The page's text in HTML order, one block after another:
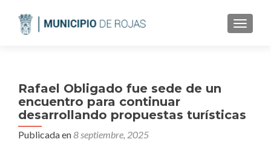
Rafael Obligado fue sede de un
encuentro para continuar
desarrollando propuestas turísticas
Publicada en8 septiembre, 2025